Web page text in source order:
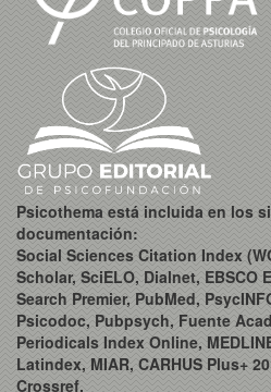
Psicothema está incluida en los
documentación:
Social Sciences Citation Index
Scholar, SciELO, Dialnet, EBSCO
Search Premier, PubMed,
Psicodoc, Pubpsych, Fuente
Periodicals Index Online,
Latindex, MIAR, CARHUS Plus+
Crossref.